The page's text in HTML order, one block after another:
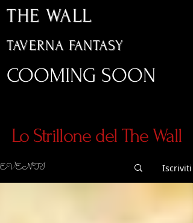
THE WALL
TAVERNA FANTASY
COOMING SOON
Lo Strillone del The Wall
EVENTI Iscriviti